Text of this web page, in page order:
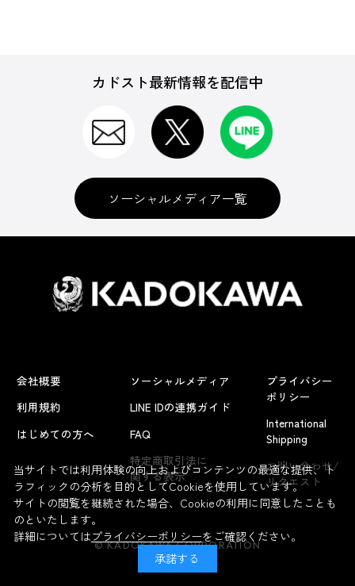
よくあるお問い合わせ
カドスト最新情報を配信中
ソーシャルメディア一覧
会社概要
利用規約
はじめての方へ
ソーシャルメディア
LINE IDの連携ガイド
FAQ
特定商取引法に
関する表示
プライバシー
ポリシー
International
Shipping
お問い合わせ/
リクエスト
© KADOKAWA CORPORATION
当サイトでは利用体験の向上およびコンテンツの最適な提供、ト
ラフィックの分析を目的としてCookieを使用しています。
サイトの閲覧を継続された場合、Cookieの利用に同意したことも
のといたします。
詳細についてはプライバシーポリシーをご確認ください。
承諾する